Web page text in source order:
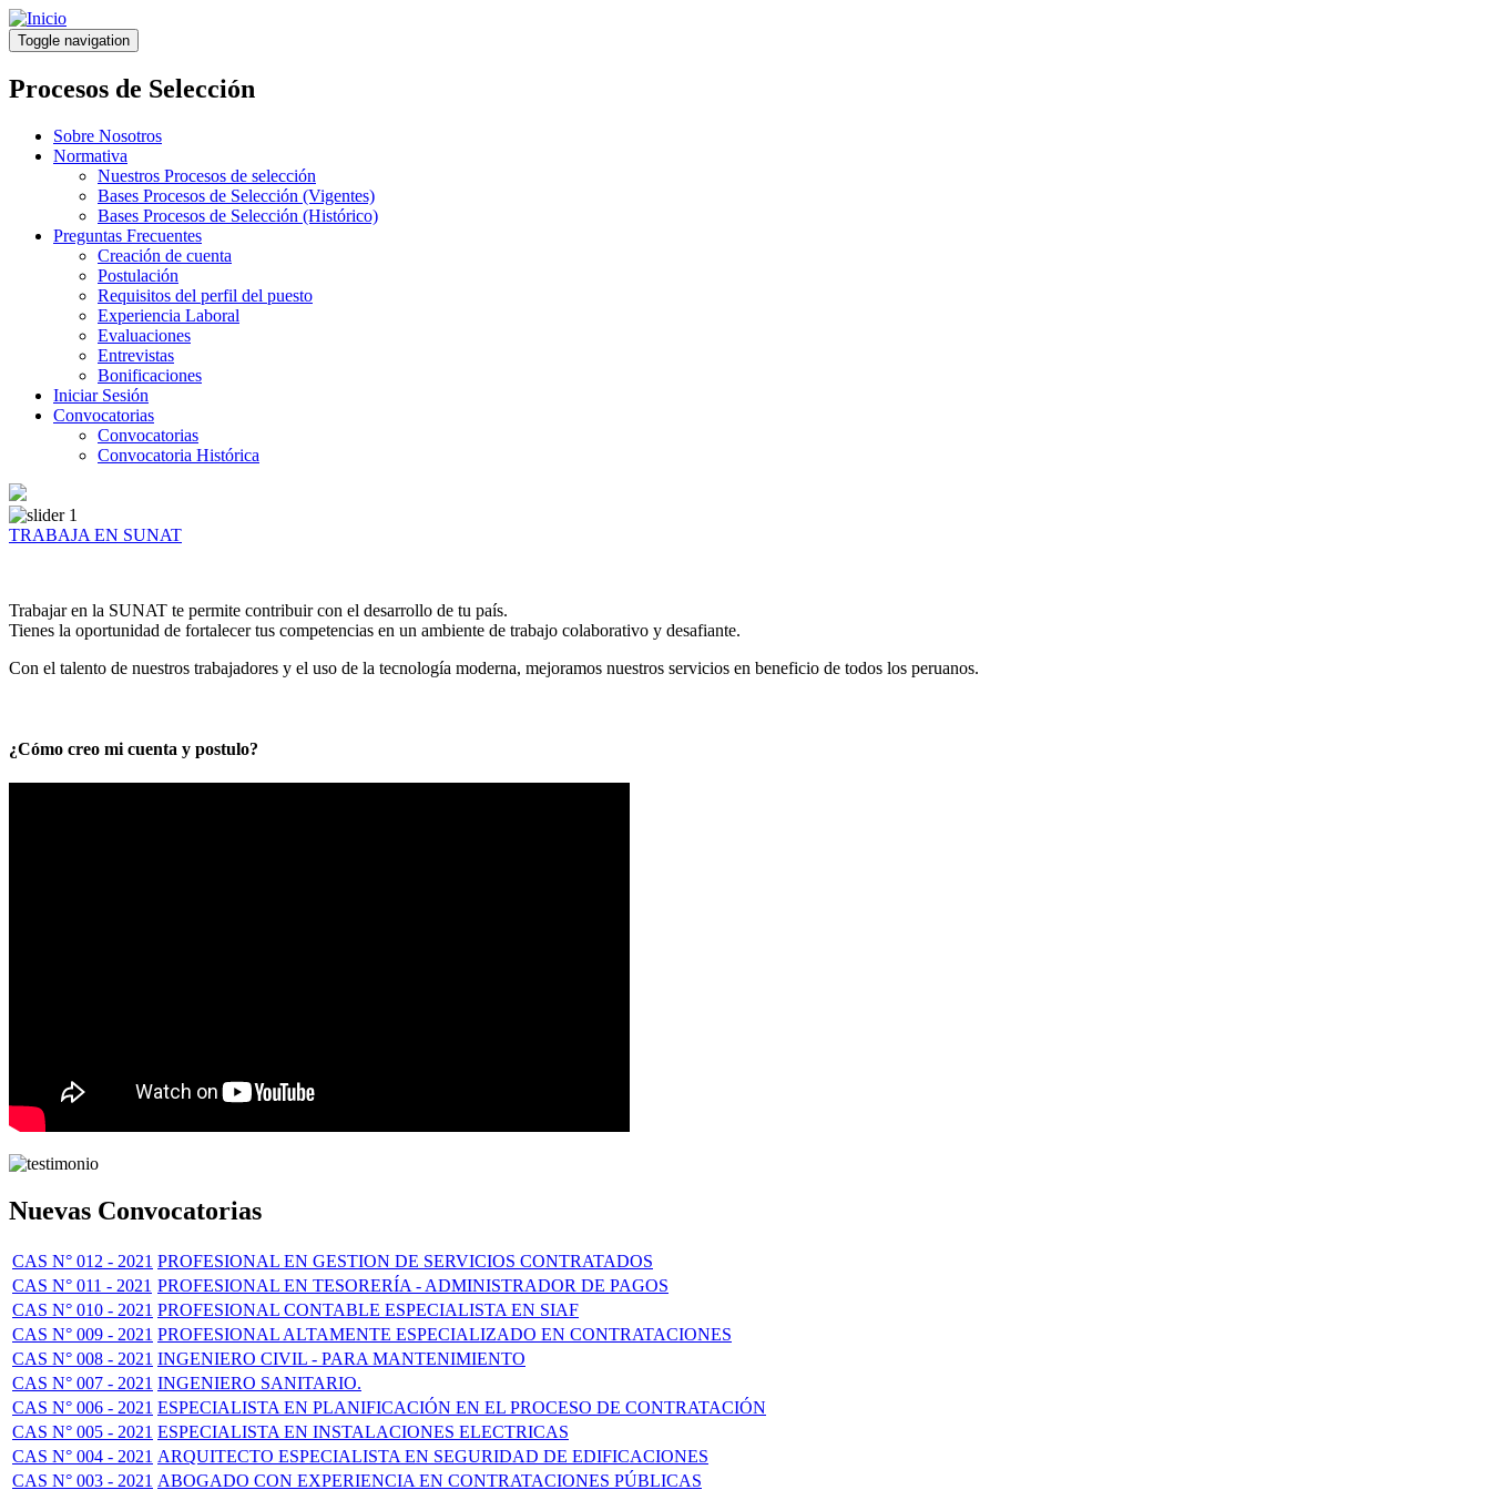
Pasar
al
contenido
principal
Toggle navigation
Procesos de Selección
Sobre Nosotros
Normativa
Nuestros Procesos de selección
Bases Procesos de Selección (Vigentes)
Bases Procesos de Selección (Histórico)
Preguntas Frecuentes
Creación de cuenta
Postulación
Requisitos del perfil del puesto
Experiencia Laboral
Evaluaciones
Entrevistas
Bonificaciones
Iniciar Sesión
Convocatorias
Convocatorias
Convocatoria Histórica
TRABAJA EN SUNAT
Trabajar en la SUNAT te permite contribuir con el desarrollo de tu país.
Tienes la oportunidad de fortalecer tus competencias en un ambiente de trabajo colaborativo y desafiante.
Con el talento de nuestros trabajadores y el uso de la tecnología moderna, mejoramos nuestros servicios en beneficio de todos los peruanos.
¿Cómo creo mi cuenta y postulo?
Nuevas Convocatorias
CAS N° 012 - 2021 PROFESIONAL EN GESTION DE SERVICIOS CONTRATADOS
CAS N° 011 - 2021 PROFESIONAL EN TESORERÍA - ADMINISTRADOR DE PAGOS
CAS N° 010 - 2021 PROFESIONAL CONTABLE ESPECIALISTA EN SIAF
CAS N° 009 - 2021 PROFESIONAL ALTAMENTE ESPECIALIZADO EN CONTRATACIONES
CAS N° 008 - 2021 INGENIERO CIVIL - PARA MANTENIMIENTO
CAS N° 007 - 2021 INGENIERO SANITARIO.
CAS N° 006 - 2021 ESPECIALISTA EN PLANIFICACIÓN EN EL PROCESO DE CONTRATACIÓN
CAS N° 005 - 2021 ESPECIALISTA EN INSTALACIONES ELECTRICAS
CAS N° 004 - 2021 ARQUITECTO ESPECIALISTA EN SEGURIDAD DE EDIFICACIONES
CAS N° 003 - 2021 ABOGADO CON EXPERIENCIA EN CONTRATACIONES PÚBLICAS